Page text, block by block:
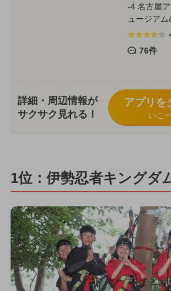
-4 名古屋
ュージアム
76件
詳細・周辺情報が
サクサク見れる！
アプリを
いこ
1位：伊勢忍者キングダ